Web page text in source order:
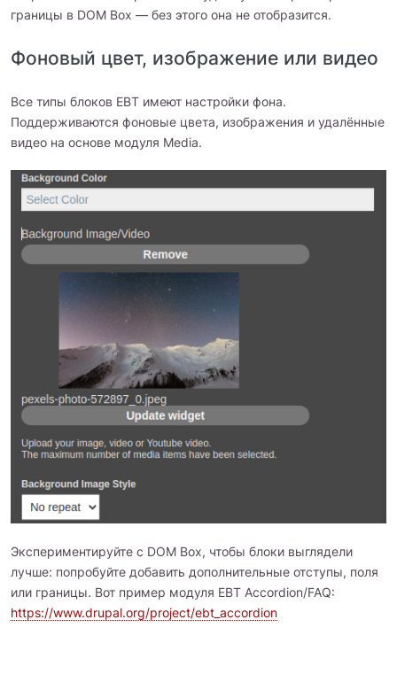
границы в DOM Box — без этого она не отобразится.
Фоновый цвет, изображение или видео
Все типы блоков EBT имеют настройки фона.
Поддерживаются фоновые цвета, изображения и удалённые
видео на основе модуля Media.
Экспериментируйте с DOM Box, чтобы блоки выглядели
лучше: попробуйте добавить дополнительные отступы, поля
или границы. Вот пример модуля EBT Accordion/FAQ:
https://www.drupal.org/project/ebt_accordion